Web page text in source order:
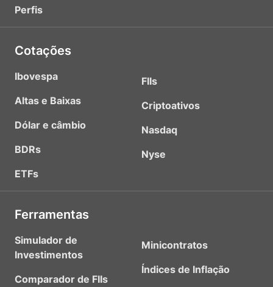
Perfis
Cotações
Ibovespa
Altas e Baixas
Dólar e câmbio
BDRs
ETFs
FIIs
Criptoativos
Nasdaq
Nyse
Ferramentas
Simulador de
Investimentos
Comparador de FIIs
Minicontratos
Índices de Inflação